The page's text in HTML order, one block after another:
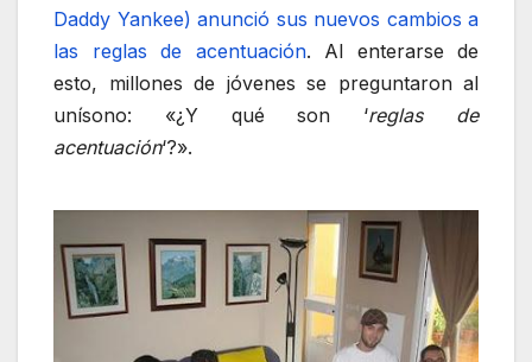
Daddy Yankee) anunció sus nuevos cambios a
las reglas de acentuación. Al enterarse de
esto, millones de jóvenes se preguntaron al
unísono: «¿Y qué son ‘reglas de
acentuación‘?».